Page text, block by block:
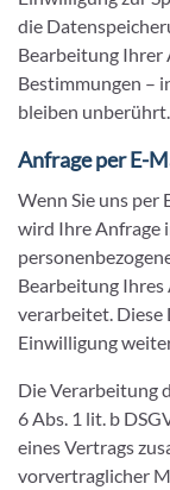
die
Bearbeitung Ihrer
Bestimmungen –
bleiben unberührt.
Anfrage per E-
Wenn Sie uns per
wird Ihre Anfrage
Bearbeitung Ihres
verarbeitet. Diese
Einwilligung
Die Verarbeitung
6 Abs. 1 lit. b
eines Vertrags
vorvertraglicher